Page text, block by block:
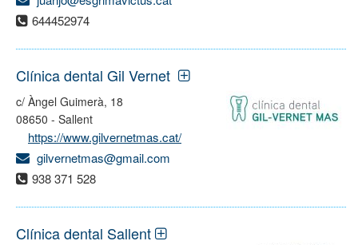
644452974
Clínica dental Gil Vernet
c/ Àngel Guimerà, 18
08650 - Sallent
https://www.gilvernetmas.cat/
gilvernetmas@gmail.com
938 371 528
Clínica dental Sallent